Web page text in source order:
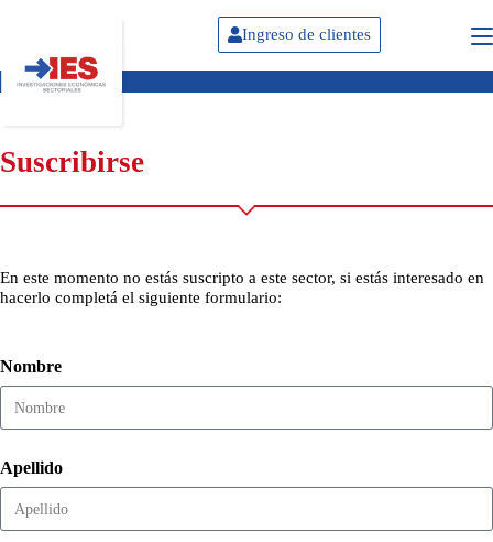
Ingreso de clientes
Suscribirse
En este momento no estás suscripto a este sector, si estás interesado en
hacerlo completá el siguiente formulario:
Nombre
Apellido